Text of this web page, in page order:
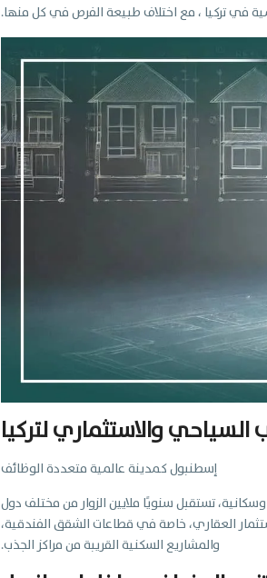
في تركيا ، مع اختلاف طبيعة الفرص في كل منها.
والاستثماري لتركيا
إسطنبول كمدينة عالمية متعددة الوظائف
تستقبل سنويًا ملايين الزوار من مختلف دول
العقاري، خاصة في قطاعات الشقق الفندقية،
والمشاريع السكنية القريبة من مراكز الجذب.